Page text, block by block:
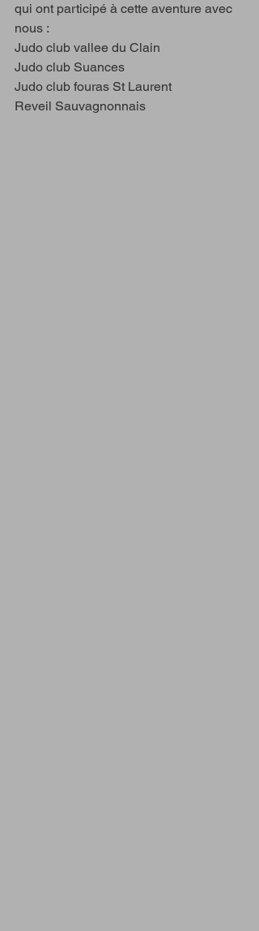
qui ont participé à cette aventure avec
nous :
Judo club vallee du Clain
Judo club Suances
Judo club fouras St Laurent
Reveil Sauvagnonnais